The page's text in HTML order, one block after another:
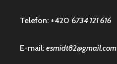
Telefon: +420 6734 121 616
E-mail: esmidt82@gmail.com